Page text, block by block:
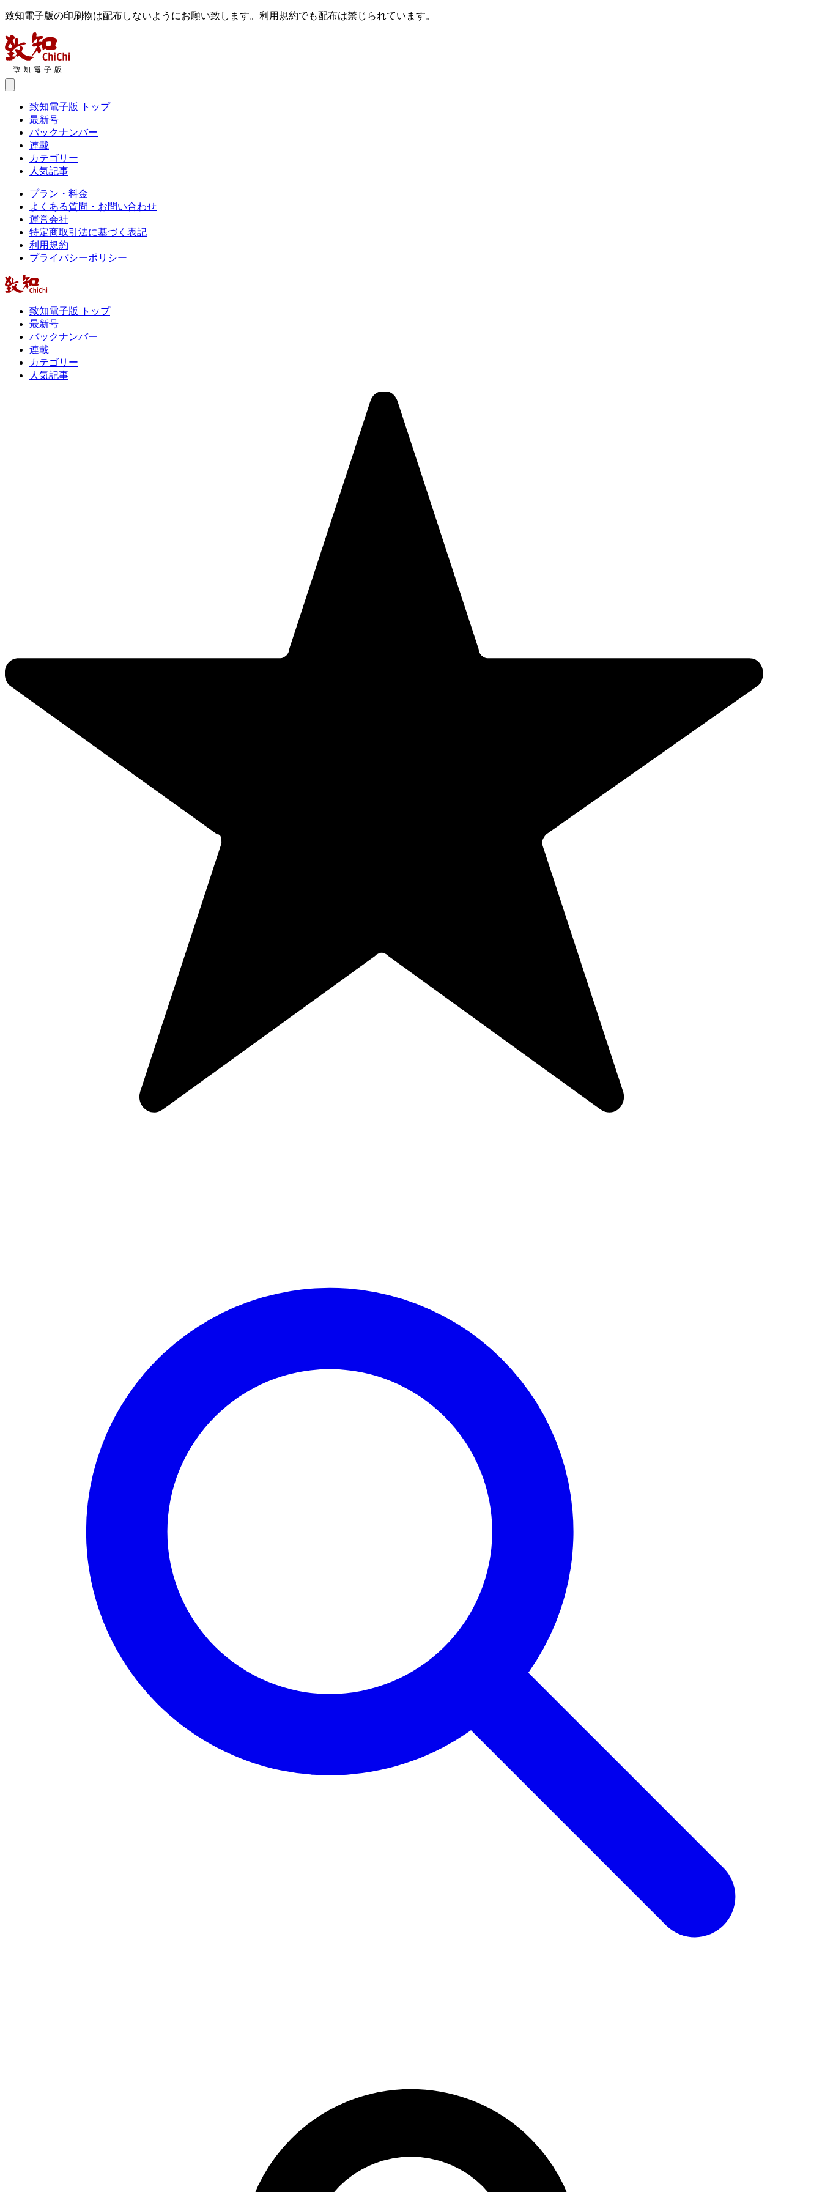
致知電子版の印刷物は配布しないようにお願い致します。利用規約でも配布は禁じられています。
致知電子版 トップ
最新号
バックナンバー
連載
カテゴリー
人気記事
プラン・料金
よくある質問・お問い合わせ
運営会社
特定商取引法に基づく表記
利用規約
プライバシーポリシー
致知電子版 トップ
最新号
バックナンバー
連載
カテゴリー
人気記事